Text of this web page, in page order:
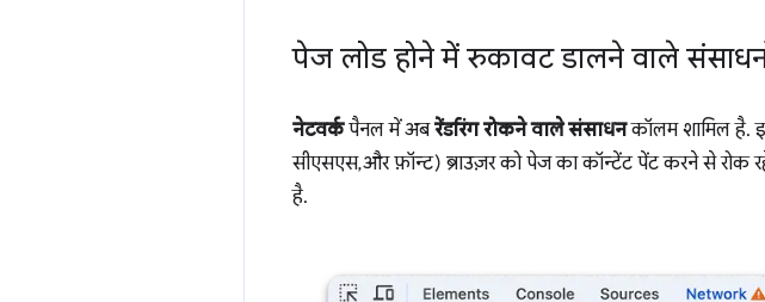
पेज लोड होने में रुकावट डालने वाले
नेटवर्कपैनल में अबरेंडरिंग रोकने वाले संसाधनकॉलम शामिल है.
सीएसएस, और फ़ॉन्ट) ब्राउज़र को पेज का कॉन्टेंट पेंट करने से रोक
है.